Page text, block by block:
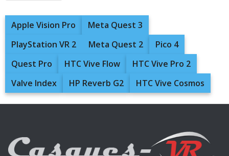
Apple Vision Pro
Meta Quest 3
PlayStation VR 2
Meta Quest 2
Pico 4
Quest Pro
HTC Vive Flow
HTC Vive Pro 2
Valve Index
HP Reverb G2 HTC Vive Cosmos